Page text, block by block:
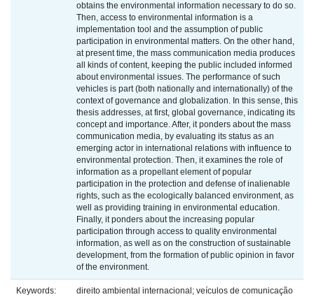
obtains the environmental information necessary to do so.
Then, access to environmental information is a
implementation tool and the assumption of public
participation in environmental matters. On the other hand,
at present time, the mass communication media produces
all kinds of content, keeping the public included informed
about environmental issues. The performance of such
vehicles is part (both nationally and internationally) of the
context of governance and globalization. In this sense, this
thesis addresses, at first, global governance, indicating its
concept and importance. After, it ponders about the mass
communication media, by evaluating its status as an
emerging actor in international relations with influence to
environmental protection. Then, it examines the role of
information as a propellant element of popular
participation in the protection and defense of inalienable
rights, such as the ecologically balanced environment, as
well as providing training in environmental education.
Finally, it ponders about the increasing popular
participation through access to quality environmental
information, as well as on the construction of sustainable
development, from the formation of public opinion in favor
of the environment.
Keywords:
direito ambiental internacional; veículos de comunicação